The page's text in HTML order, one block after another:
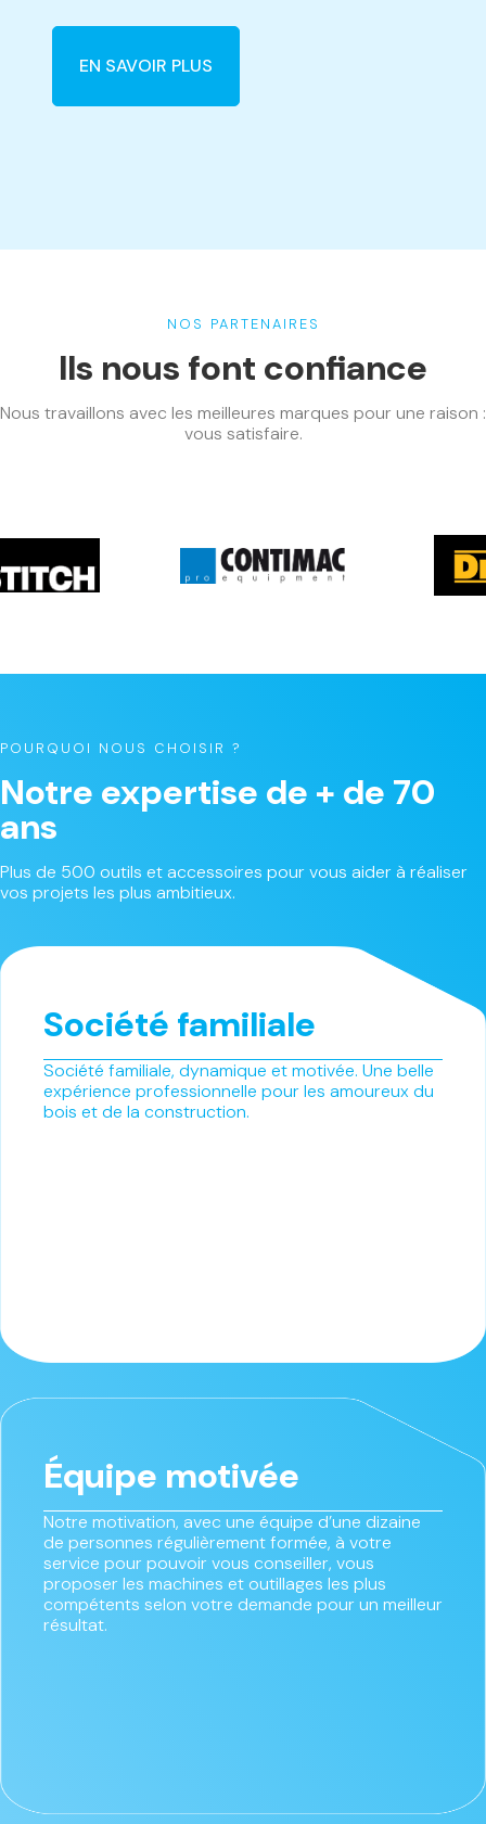
EN SAVOIR PLUS
NOS PARTENAIRES
Ils nous font confiance
Nous travaillons avec les meilleures marques pour une raison :
vous satisfaire.
POURQUOI NOUS CHOISIR ?
Notre expertise de + de 70
ans
Plus de 500 outils et accessoires pour vous aider à réaliser
vos projets les plus ambitieux.
Société familiale
Société familiale, dynamique et motivée. Une belle
expérience professionnelle pour les amoureux du
bois et de la construction.
Équipe motivée
Notre motivation, avec une équipe d’une dizaine
de personnes régulièrement formée, à votre
service pour pouvoir vous conseiller, vous
proposer les machines et outillages les plus
compétents selon votre demande pour un meilleur
résultat.